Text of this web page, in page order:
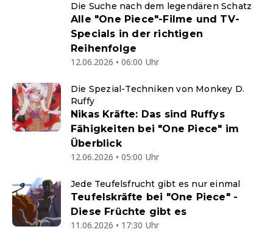
Die Suche nach dem legendären Schatz
Alle "One Piece"-Filme und TV-
Specials in der richtigen
Reihenfolge
12.06.2026 • 06:00 Uhr
Die Spezial-Techniken von Monkey D.
Ruffy
Nikas Kräfte: Das sind Ruffys
Fähigkeiten bei "One Piece" im
Überblick
12.06.2026 • 05:00 Uhr
Jede Teufelsfrucht gibt es nur einmal
Teufelskräfte bei "One Piece" -
Diese Früchte gibt es
11.06.2026 • 17:30 Uhr